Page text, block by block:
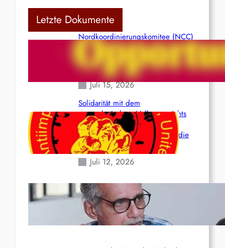
Letzte Dokumente
Nordkoordinierungskomitee (NCC)
der Kommunistischen Partei Indiens
(Maoistisch): Postmoderner
Opportunismus
Juli 15, 2026
Solidarität mit dem
venezolanischem Volk angesichts
der verlorenen Leben und der
katastrophalen Situation durch die
Erdbeben des 24. Juni!
Juli 12, 2026
Indien: „Die Politik der
Kapitulation“ von K. Murali (Ajith)
Juli 1, 2026